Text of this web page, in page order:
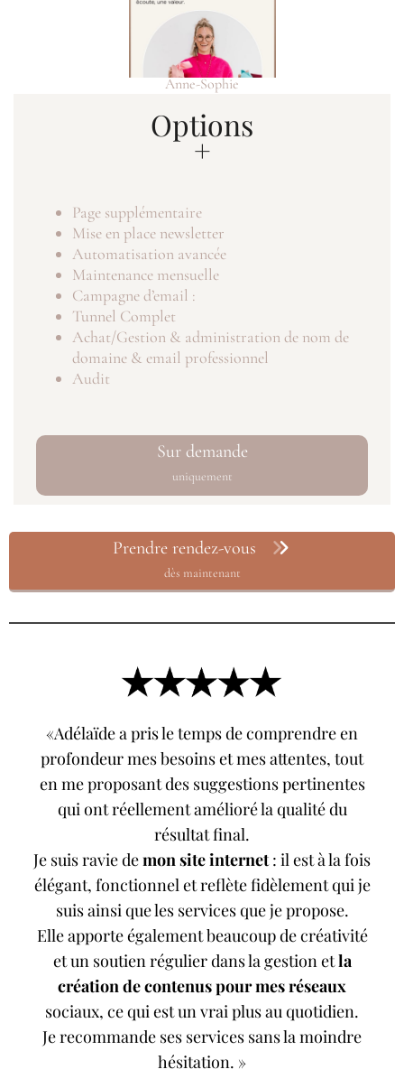
Anne-Sophie
Options
+
Page supplémentaire
Mise en place newsletter
Automatisation avancée
Maintenance mensuelle
Campagne d’email :
Tunnel Complet
Achat/Gestion & administration de nom de
domaine & email professionnel
Audit
Sur demande
uniquement
Prendre rendez-vous
dès maintenant
«Adélaïde a pris le temps de comprendre en
profondeur mes besoins et mes attentes, tout
en me proposant des suggestions pertinentes
qui ont réellement amélioré la qualité du
résultat final.
Je suis ravie demon site internet: il est à la fois
élégant, fonctionnel et reflète fidèlement qui je
suis ainsi que les services que je propose.
Elle apporte également beaucoup de créativité
et un soutien régulier dans la gestion etla
création de contenus pour mes réseaux
sociaux, ce qui est un vrai plus au quotidien.
Je recommande ses services sans la moindre
hésitation. »